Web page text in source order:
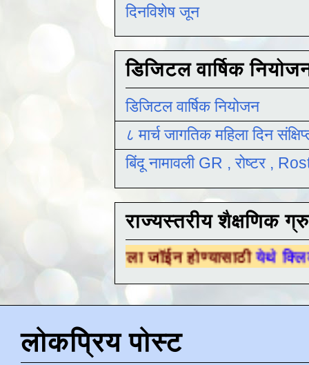
दिनविशेष जून
डिजिटल वार्षिक
डिजिटल वार्षिक नियोजन
८ मार्च जागतिक महिला दिन
बिंदू नामावली GR , रोष्टर ,
राज्यस्तरीय शैक्षणिक
ग्रुपला जॉईन होण्यासाठीयेथे क्लिक करा .
लोकप्रिय पोस्ट